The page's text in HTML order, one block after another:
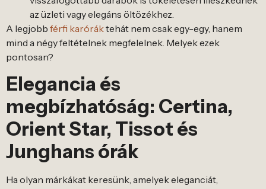
az üzleti vagy elegáns öltözékhez.
A legjobb férfi karóráktehát nem csak egy-egy, hanem
mind a négy feltételnek megfelelnek. Melyek ezek
pontosan?
Elegancia és
megbízhatóság: Certina,
Orient Star, Tissot és
Junghans órák
Ha olyan márkákat keresünk, amelyek eleganciát,